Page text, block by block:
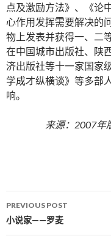
点及激励方法》、《论
心作用发挥需要解决的
物上发表并获得一、二
在中国城市出版社、陕
济出版社等十一家国家
学成才纵横谈》等多部
响。
来源：2007
Post navigation
PREVIOUS POST
小说家——罗麦